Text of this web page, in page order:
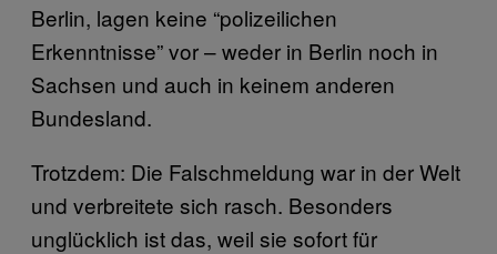
Berlin, lagen keine “polizeilichen
Erkenntnisse” vor – weder in Berlin noch in
Sachsen und auch in keinem anderen
Bundesland.
Trotzdem: Die Falschmeldung war in der Welt
und verbreitete sich rasch. Besonders
unglücklich ist das, weil sie sofort für